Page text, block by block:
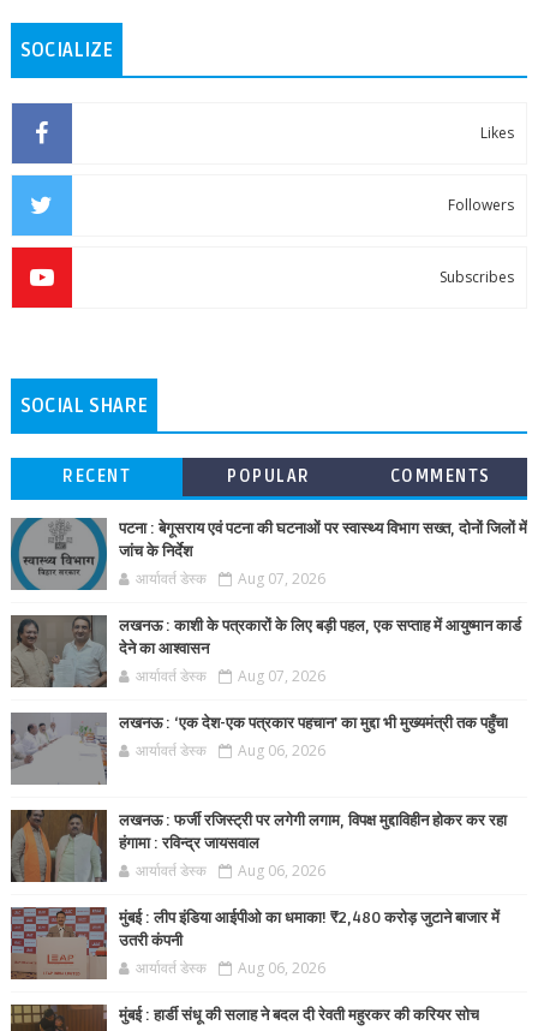
SOCIALIZE
Likes
Followers
Subscribes
SOCIAL SHARE
RECENT POPULAR COMMENTS
पटना : बेगूसराय एवं पटना की घटनाओं पर स्वास्थ्य विभाग सख्त, दोनों जिलों में
जांच के निर्देश
आर्यावर्त डेस्क Aug 07, 2026
लखनऊ : काशी के पत्रकारों के लिए बड़ी पहल, एक सप्ताह में आयुष्मान कार्ड
देने का आश्वासन
आर्यावर्त डेस्क Aug 07, 2026
लखनऊ : ‘एक देश-एक पत्रकार पहचान’ का मुद्दा भी मुख्यमंत्री तक पहुँचा
आर्यावर्त डेस्क Aug 06, 2026
लखनऊ : फर्जी रजिस्ट्री पर लगेगी लगाम, विपक्ष मुद्दाविहीन होकर कर रहा
हंगामा : रविन्द्र जायसवाल
आर्यावर्त डेस्क Aug 06, 2026
मुंबई : लीप इंडिया आईपीओ का धमाका! ₹2,480 करोड़ जुटाने बाजार में
उतरी कंपनी
आर्यावर्त डेस्क Aug 06, 2026
मुंबई : हार्डी संधू की सलाह ने बदल दी रेवती महुरकर की करियर सोच